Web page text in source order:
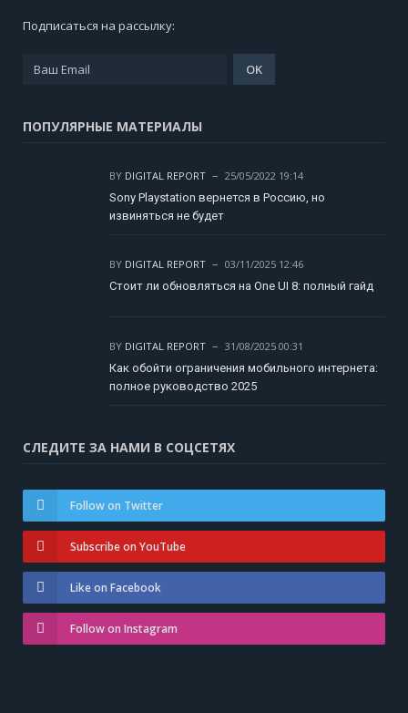
Подписаться на рассылку:
ПОПУЛЯРНЫЕ МАТЕРИАЛЫ
BY DIGITAL REPORT
25/05/2022 19:14
Sony Playstation вернется в Россию, но
извиняться не будет
BY DIGITAL REPORT
03/11/2025 12:46
Стоит ли обновляться на One UI 8: полный гайд
BY DIGITAL REPORT
31/08/2025 00:31
Как обойти ограничения мобильного интернета:
полное руководство 2025
СЛЕДИТЕ ЗА НАМИ В СОЦСЕТЯХ
Follow on Twitter
Subscribe on YouTube
Like on Facebook
Follow on Instagram